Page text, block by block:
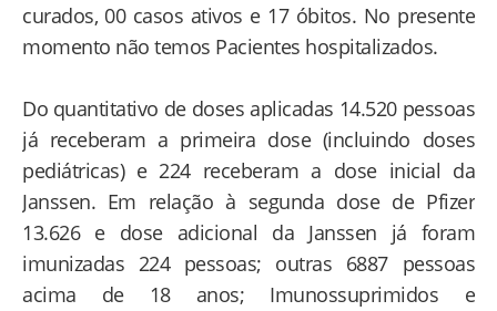
curados, 00 casos ativos e 17 óbitos. No presente
momento não temos Pacientes hospitalizados.
Do quantitativo de doses aplicadas 14.520 pessoas
já receberam a primeira dose (incluindo doses
pediátricas) e 224 receberam a dose inicial da
Janssen. Em relação à segunda dose de Pfizer
13.626 e dose adicional da Janssen já foram
imunizadas 224 pessoas; outras 6887 pessoas
acima de 18 anos; Imunossuprimidos e